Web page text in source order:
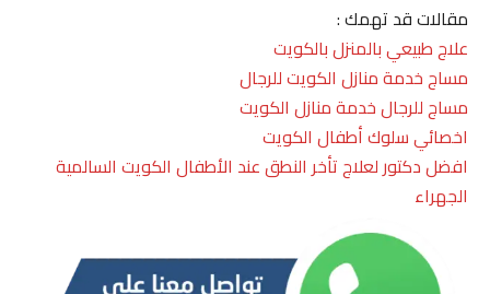
مقالات قد تهمك :
علاج طبيعي بالمنزل بالكويت
مساج خدمة منازل الكويت للرجال
مساج للرجال خدمة منازل الكويت
اخصائي سلوك أطفال الكويت
افضل دكتور لعلاج تأخر النطق عند الأطفال الكويت السالمية
الجهراء